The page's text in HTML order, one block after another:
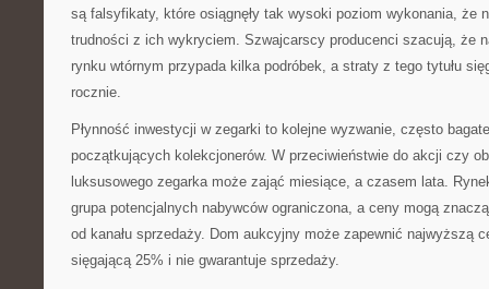
są falsyfikaty, które osiągnęły tak wysoki poziom wykonania, że
trudności z ich wykryciem. Szwajcarscy producenci szacują, że
rynku wtórnym przypada kilka podróbek, a straty z tego tytułu
rocznie.
Płynność inwestycji w zegarki to kolejne wyzwanie, często
początkujących kolekcjonerów. W przeciwieństwie do akcji czy
luksusowego zegarka może zająć miesiące, a czasem lata.
grupa potencjalnych nabywców ograniczona, a ceny mogą
od kanału sprzedaży. Dom aukcyjny może zapewnić najwyższą
sięgającą 25% i nie gwarantuje sprzedaży.